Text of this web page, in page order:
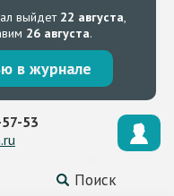
выйдет 22 августа,
26 августа.
в журнале
Поиск
53